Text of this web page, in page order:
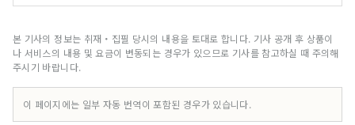
래도 왕이 다스린 ‘에치노나라’의 입구, 에치젠. 한
저 유입되어 일본의 깊은 제조의 기원이 된, 지혜의
집적지. 토지의 자연과 공생하는 전통적인 산업이나
다. 지금 이 땅에서, 국경이나 시공간을 넘어 교류하
는 것으로 태어나는 미래가 있습니다. 빛을 찾는 새
본 기사의 정보는 취재・집필 당시의 내용을 토대로 합니다. 기사 공개 후 상품이
나 서비스의 내용 및 요금이 변동되는 경우가 있으므로 기사를 참고하실 때 주의해
주시기 바랍니다.
이 페이지에는 일부 자동 번역이 포함된 경우가 있습니다.